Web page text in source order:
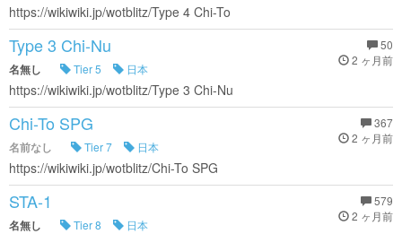
https://wikiwiki.jp/wotblitz/Type 4 Chi-To
50
2 ヶ月前
Type 3 Chi-Nu
名無し Tier 5 日本
https://wikiwiki.jp/wotblitz/Type 3 Chi-Nu
367
2 ヶ月前
Chi-To SPG
名前なし Tier 7 日本
https://wikiwiki.jp/wotblitz/Chi-To SPG
579
2 ヶ月前
STA-1
名無し Tier 8 日本